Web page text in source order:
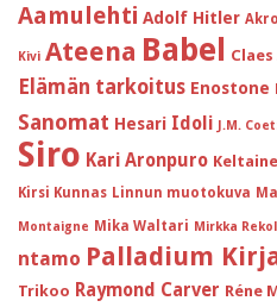
Aamulehti Adolf Hitler
Kivi Ateena Babel
Elämän tarkoitus Enostone
Sanomat Hesari Idoli J.M.
Siro Kari Aronpuro
Kirsi Kunnas Linnun muotokuva
Montaigne Mika Waltari Mirkka
ntamo Palladium
Trikoo Raymond Carver Réne